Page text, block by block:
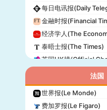
每日电讯报(Daily
金融时报(Financial
经济学人(The
泰晤士报(The Times)
英国UK榜(Official
法国
世界报(Le Monde)
费加罗报(Le Figaro)